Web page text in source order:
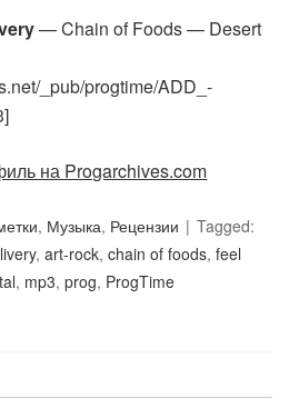
— Chain of Foods — Desert
_pub/progtime/ADD_-
на Progarchives.com
, Музыка, Рецензии
Tagged:
,art-rock,chain of foods,feel
, mp3,prog, ProgTime